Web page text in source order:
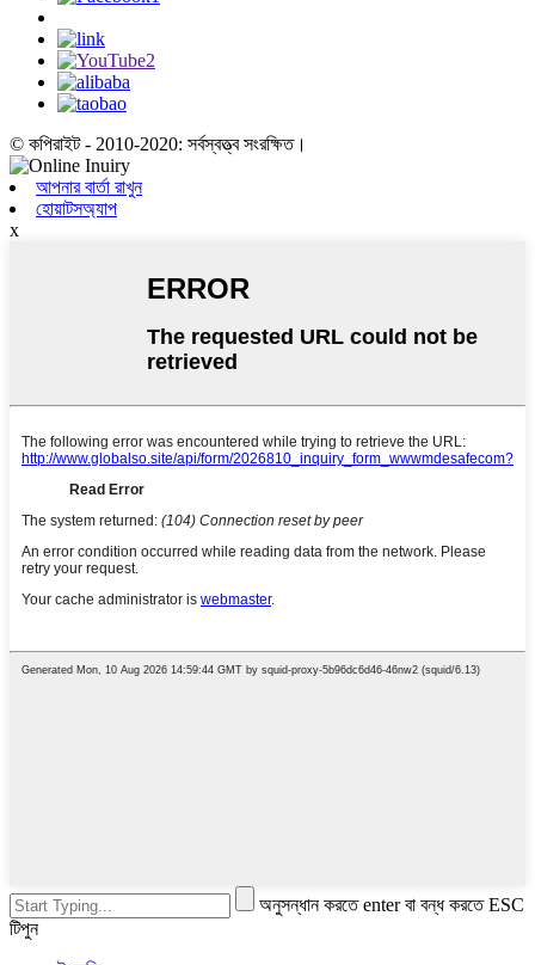
© কপিরাইট - 2010-2020: সর্বস্বত্ত্ব সংরক্ষিত।
আপনার বার্তা রাখুন
হোয়াটসঅ্যাপ
x
অনুসন্ধান করতে enter বা বন্ধ করতে ESC
টিপুন